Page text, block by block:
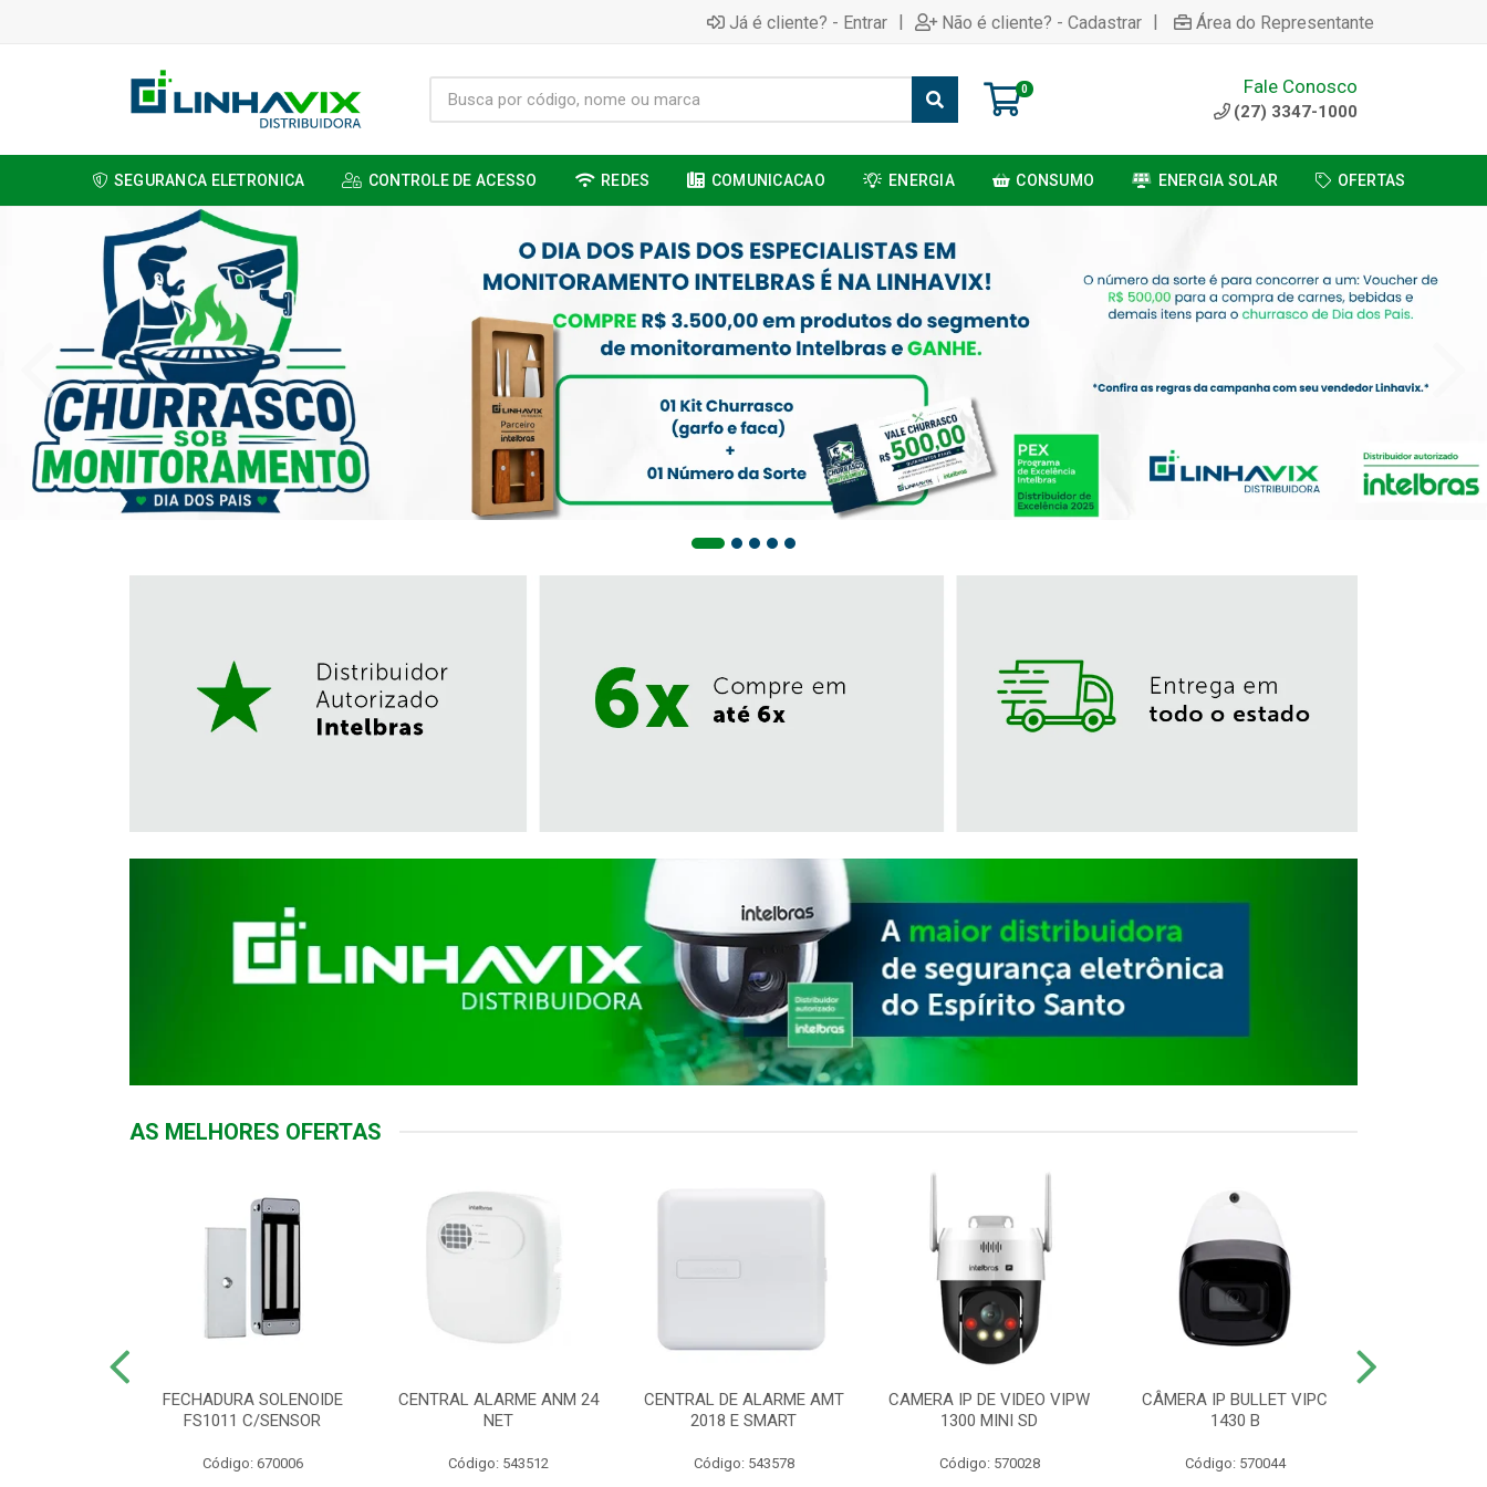
Já é cliente? - Entrar | Não é cliente? - Cadastrar | Área do Representante
0 Fale Conosco
(27) 3347-1000
SEGURANCA ELETRONICA CONTROLE DE ACESSO REDES COMUNICACAO ENERGIA CONSUMO ENERGIA SOLAR OFERTAS
AS MELHORES OFERTAS
FECHADURA SOLENOIDE
FS1011 C/SENSOR
Código: 670006
CENTRAL ALARME ANM 24
NET
Código: 543512
CENTRAL DE ALARME AMT
2018 E SMART
Código: 543578
CAMERA IP DE VIDEO VIPW
1300 MINI SD
Código: 570028
CÂMERA IP BULLET VIPC
1430 B
Código: 570044